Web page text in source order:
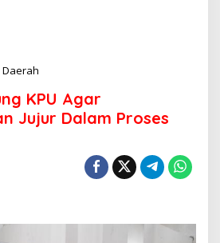
Daerah
A
U
n
u
KPU Agar
Jujur Dalam Proses